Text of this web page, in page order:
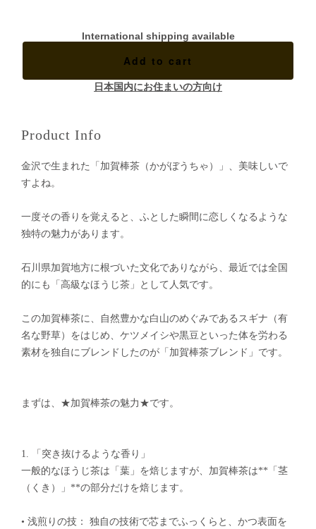
International shipping available
Add to cart
日本国内にお住まいの方向け
Product Info
金沢で生まれた「加賀棒茶（かがぼうちゃ）」、美味しいで
すよね。
一度その香りを覚えると、ふとした瞬間に恋しくなるような
独特の魅力があります。
石川県加賀地方に根づいた文化でありながら、最近では全国
的にも「高級なほうじ茶」として人気です。
この加賀棒茶に、自然豊かな白山のめぐみであるスギナ（有
名な野草）をはじめ、ケツメイシや黒豆といった体を労わる
素材を独自にブレンドしたのが「加賀棒茶ブレンド」です。
まずは、★加賀棒茶の魅力★です。
1. 「突き抜けるような香り」
一般的なほうじ茶は「葉」を焙じますが、加賀棒茶は**「茎
（くき）」**の部分だけを焙じます。
• 浅煎りの技： 独自の技術で芯までふっくらと、かつ表面を